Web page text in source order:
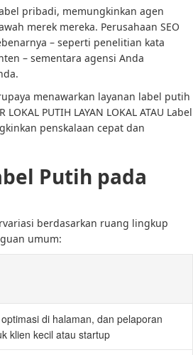
pribadi, memungkinkan agen
merek mereka. Perusahaan SEO
– seperti penelitian kata
– sementara agensi Anda
menawarkan layanan label putih
PUTIH LAYAN LOKAL ATAU Label
penskalaan cepat dan
Putih pada
berdasarkan ruang lingkup
umum:
di halaman, dan pelaporan
klien kecil atau startup